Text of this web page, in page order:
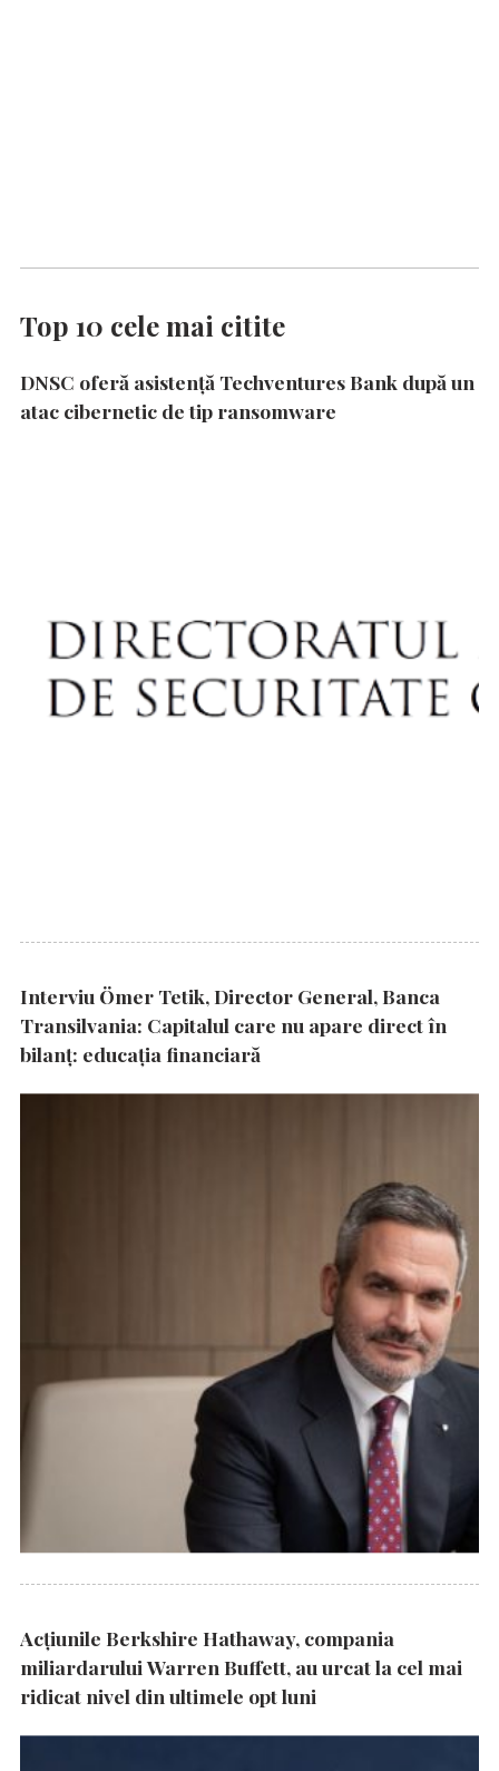
Top 10 cele mai citite
DNSC oferă asistență Techventures Bank după un
atac cibernetic de tip ransomware
Interviu Ömer Tetik, Director General, Banca
Transilvania: Capitalul care nu apare direct în
bilanț: educația financiară
Acțiunile Berkshire Hathaway, compania
miliardarului Warren Buffett, au urcat la cel mai
ridicat nivel din ultimele opt luni